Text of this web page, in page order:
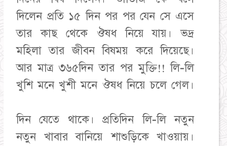
দিলেন প্রতি ১৫ দিন পর পর যেন সে এসে
তার কাছ থেকে ঔষধ নিয়ে যায়। ভদ্র
মহিলা তার জীবন বিষময় করে দিয়েছে।
আর মাত্র ৩৬৫দিন তার পর মুক্তি!! লি-লি
খুশি মনে খুশী মনে ঔষধ নিয়ে চলে গেল।
দিন যেতে থাকে। প্রতিদিন লি-লি নতুন
নতুন খাবার বানিয়ে শাশুড়িকে খাওয়ায়।